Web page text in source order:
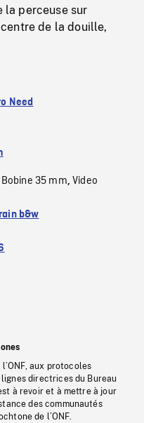
la perceuse sur
de la douille,
Need
Bobine 35 mm,Video
b&w
aux protocoles
directrices du Bureau
à revoir et à mettre à jour
des communautés
de l’ONF.